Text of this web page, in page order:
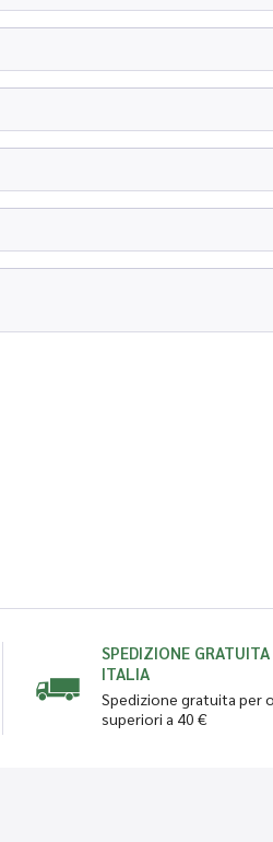
SPEDIZIONE GRATUITA
ITALIA
Spedizione gratuita per
superiori a 40 €